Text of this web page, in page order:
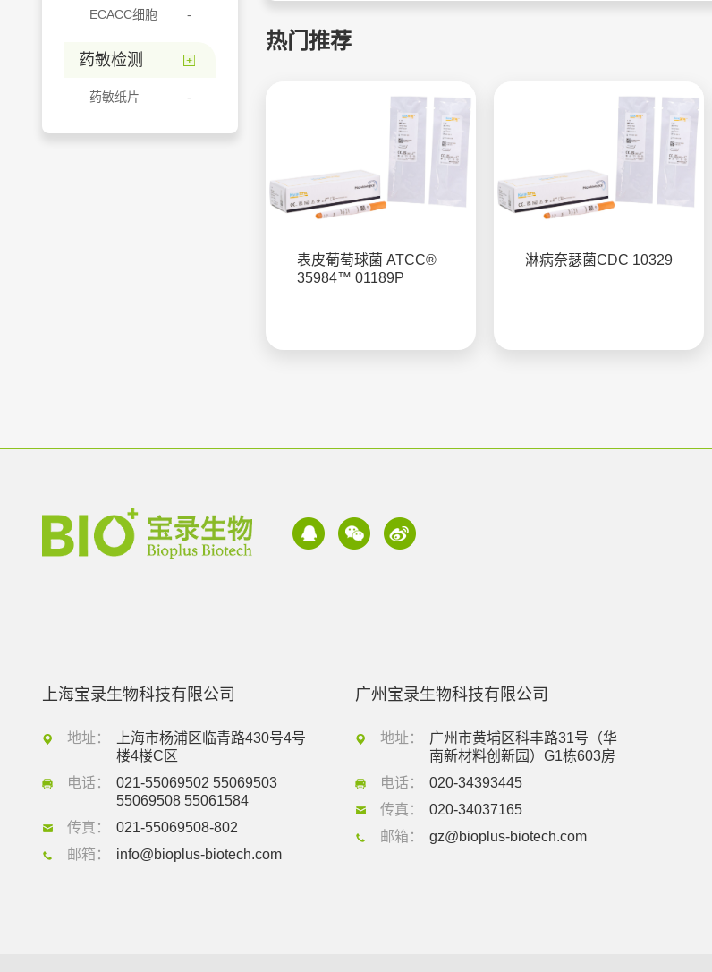
ECACC细胞
药敏检测
药敏纸片
热门推荐
表皮葡萄球菌 ATCC®
35984™ 01189P
淋病奈瑟菌CDC 10329
上海宝录生物科技有限公司
地址：
上海市杨浦区临青路430号4号
楼4楼C区
电话：
021-55069502 55069503
55069508 55061584
传真：
021-55069508-802
邮箱：
info@bioplus-biotech.com
广州宝录生物科技有限公司
地址：
广州市黄埔区科丰路31号（华
南新材料创新园）G1栋603房
电话：
020-34393445
传真：
020-34037165
邮箱：
gz@bioplus-biotech.com